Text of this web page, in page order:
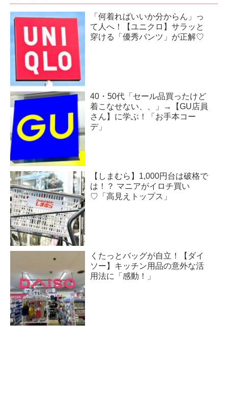
「何着ればいいか分からん」っ
て人へ！【ユニクロ】サラッと
穿ける「優秀パンツ」が正解♡
40・50代「セール品買ったけど
着こなせない、、」→【GU店員
さん】に学ぶ！「お手本コー
デ」
【しまむら】1,000円台は破格で
は！？ マニアがイロチ買い
♡「高見えトップス」
くたっとバッグが自立！【ダイ
ソー】キッチン用品の意外な活
用法に「感動！」